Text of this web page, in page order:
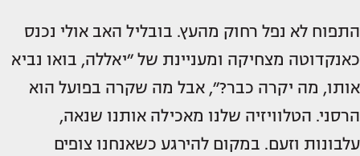
התפוח לא נפל רחוק מהעץ. בובליל האב אולי נכנס
כאנקדוטה מצחיקה ומעניינת של ״יאללה, בואו נביא
אותו, מה יקרה כבר?״, אבל מה שקרה בפועל הוא
הרסני. הטלוויזיה שלנו מאכילה אותנו שנאה,
עלבונות וזעם. במקום להירגע כשאנחנו צופים